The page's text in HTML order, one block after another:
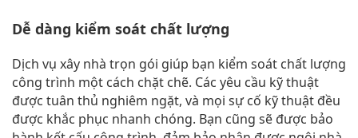
Dễ dàng kiểm soát chất lượng
Dịch vụ xây nhà trọn gói giúp bạn kiểm soát chất lượng
công trình một cách chặt chẽ. Các yêu cầu kỹ thuật
được tuân thủ nghiêm ngặt, và mọi sự cố kỹ thuật đều
được khắc phục nhanh chóng. Bạn cũng sẽ được bảo